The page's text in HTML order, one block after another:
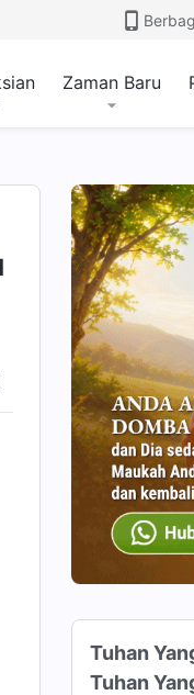
Zaman Baru
Tuhan
Tuhan